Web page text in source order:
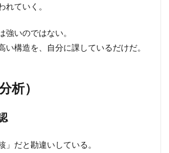
れていく。
強いのではない。
い構造を、自分に課しているだけだ。
析）
」だと勘違いしている。